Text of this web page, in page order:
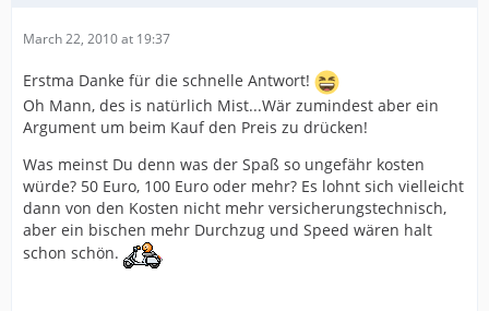
March 22, 2010 at 19:37
Erstma Danke für die schnelle Antwort!
Oh Mann, des is natürlich Mist...Wär zumindest aber ein
Argument um beim Kauf den Preis zu drücken!
Was meinst Du denn was der Spaß so ungefähr kosten
würde? 50 Euro, 100 Euro oder mehr? Es lohnt sich vielleicht
dann von den Kosten nicht mehr versicherungstechnisch,
aber ein bischen mehr Durchzug und Speed wären halt
schon schön.